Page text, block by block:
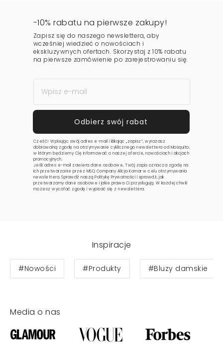
-10% rabatu na pierwsze zakupy!
Zapisz się do naszego newslettera, aby
wcześniej wiedzieć o nowościach i
ekskluzywnych ofertach. Skorzystaj z 10% rabatu
na pierwsze zamówienie po zarejestrowaniu się.
Cześć! Wpisując swój adres e-mail i klikając „zapisz”, wyrażasz
dobrowolną zgodę na otrzymywanie cyklicznego newslettera od Mosquito,
w którym będziemy Cię informować o naszej ofercie, nowościach i akcjach
promocyjnych.
Jeśli adres e-mail zawiera dane osobowe, Twój zapis oznacza zgodę na
ich przetwarzanie przez MSQ Company Alicja Komar w celu otrzymywania
newslettera. Sprawdź naszą Politykę Prywatnościi sprawdź, jak
przetwarzamy dane osobowe i jakie prawa Ci przysługują. W każdej chwili
możesz wycofać zgodę i wypisać się z newslettera.
Inspiracje
#Nowości #Produkty #Bluzy damskie
Media o nas